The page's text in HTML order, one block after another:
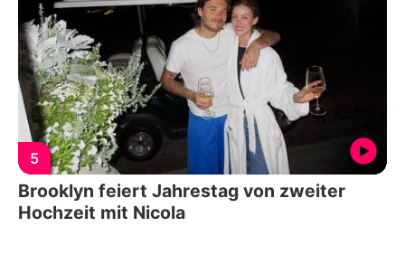
5
Brooklyn feiert Jahrestag von zweiter
Hochzeit mit Nicola